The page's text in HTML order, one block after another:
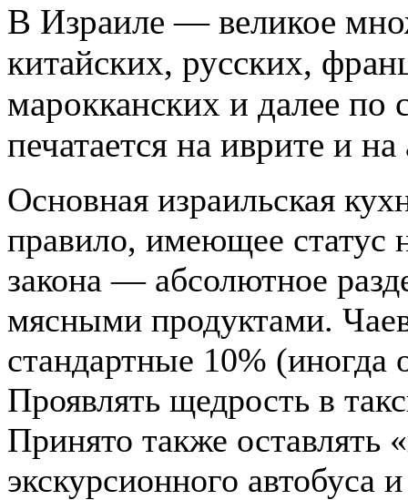
В Израиле — великое
китайских, русских,
марокканских и далее
печатается на иврите и
Основная израильская
правило, имеющее статус
закона — абсолютное
мясными продуктами.
стандартные 10%
Проявлять щедрость в
Принято также оставлять
экскурсионного автобуса